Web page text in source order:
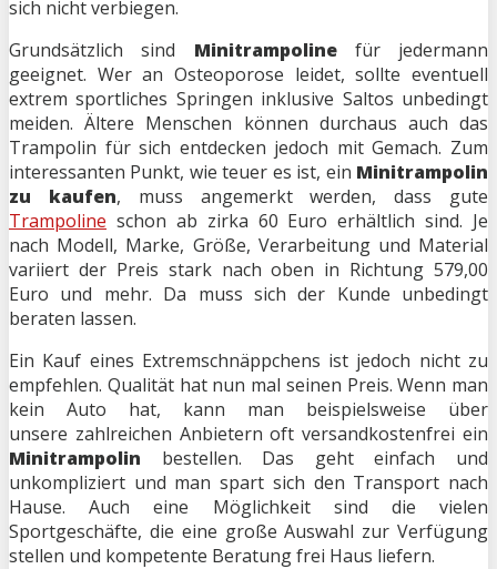
sich nicht verbiegen.
Grundsätzlich sind Minitrampolinefür jedermann
geeignet. Wer an Osteoporose leidet, sollte eventuell
extrem sportliches Springen inklusive Saltos unbedingt
meiden. Ältere Menschen können durchaus auch das
Trampolin für sich entdecken jedoch mit Gemach. Zum
interessanten Punkt, wie teuer es ist, ein Minitrampolin
zu kaufen, muss angemerkt werden, dass gute
Trampoline schon ab zirka 60 Euro erhältlich sind. Je
nach Modell, Marke, Größe, Verarbeitung und Material
variiert der Preis stark nach oben in Richtung 579,00
Euro und mehr. Da muss sich der Kunde unbedingt
beraten lassen.
Ein Kauf eines Extremschnäppchens ist jedoch nicht zu
empfehlen. Qualität hat nun mal seinen Preis. Wenn man
kein Auto hat, kann man beispielsweise über
unsere zahlreichen Anbietern oft versandkostenfrei ein
Minitrampolin bestellen. Das geht einfach und
unkompliziert und man spart sich den Transport nach
Hause. Auch eine Möglichkeit sind die vielen
Sportgeschäfte, die eine große Auswahl zur Verfügung
stellen und kompetente Beratung frei Haus liefern.